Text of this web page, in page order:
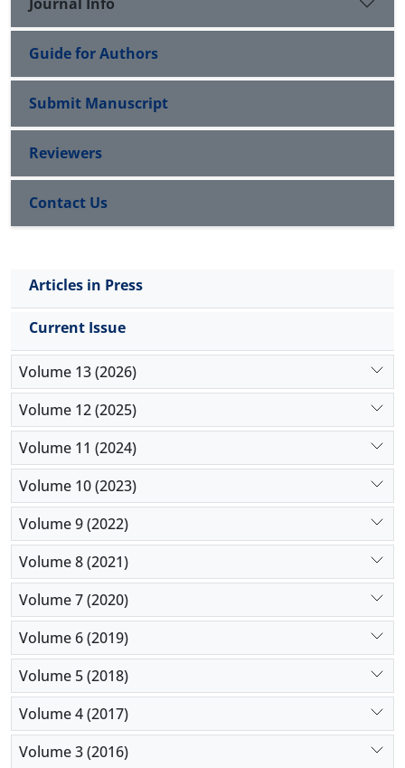
Guide for Authors
Submit Manuscript
Reviewers
Contact Us
Articles in Press
Current Issue
Volume 13 (2026)
Volume 12 (2025)
Volume 11 (2024)
Volume 10 (2023)
Volume 9 (2022)
Volume 8 (2021)
Volume 7 (2020)
Volume 6 (2019)
Volume 5 (2018)
Volume 4 (2017)
Volume 3 (2016)